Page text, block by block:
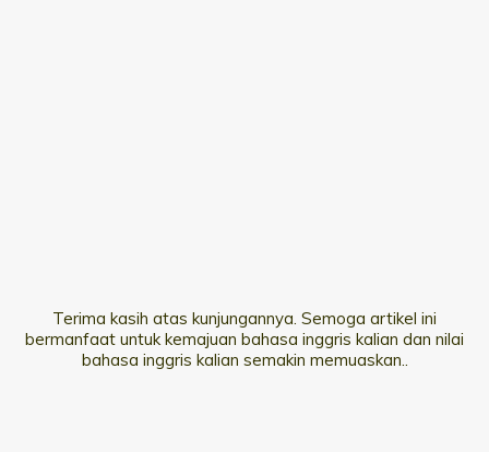
Terima kasih atas kunjungannya. Semoga artikel ini
bermanfaat untuk kemajuan bahasa inggris kalian dan nilai
bahasa inggris kalian semakin memuaskan..